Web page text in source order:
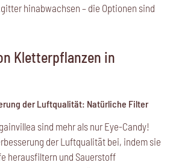
hinabwachsen – die Optionen sind
Kletterpflanzen in
der Luftqualität: Natürliche Filter
sind mehr als nur Eye-Candy!
der Luftqualität bei, indem sie
herausfiltern und Sauerstoff